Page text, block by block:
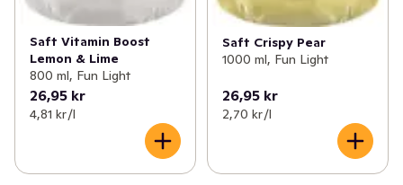
Saft Vitamin Boost
Lemon & Lime
800 ml, Fun Light
26,95 kr
4,81 kr /l
Saft Crispy Pear
1000 ml, Fun Light
26,95 kr
2,70 kr /l